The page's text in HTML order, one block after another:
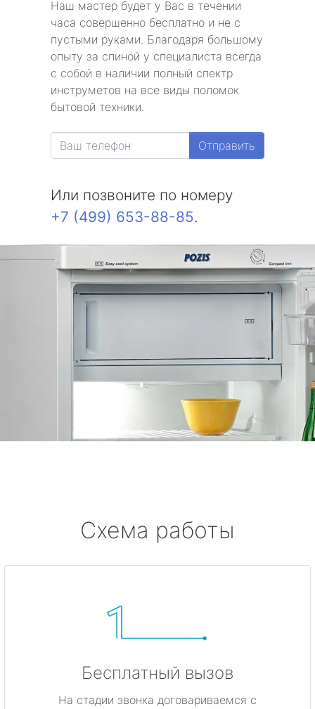
Наш мастер будет у Вас в течении
часа совершенно бесплатно и не с
пустыми руками. Благодаря большому
опыту за спиной у специалиста всегда
с собой в наличии полный спектр
инструметов на все виды поломок
бытовой техники.
Отправить
Или позвоните по номеру
+7 (499) 653-88-85.
Схема работы
Бесплатный вызов
На стадии звонка договариваемся с